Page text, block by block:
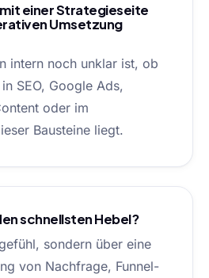
einer Strategieseite
Umsetzung
intern noch unklar ist, ob
SEO, Google Ads,
oder im
Bausteine liegt.
schnellsten Hebel?
sondern über eine
von Nachfrage, Funnel-